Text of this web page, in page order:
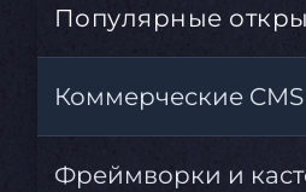
Популярные
Коммерческие CMS
Фреймворки и